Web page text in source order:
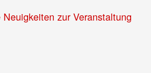
zur Veranstaltung